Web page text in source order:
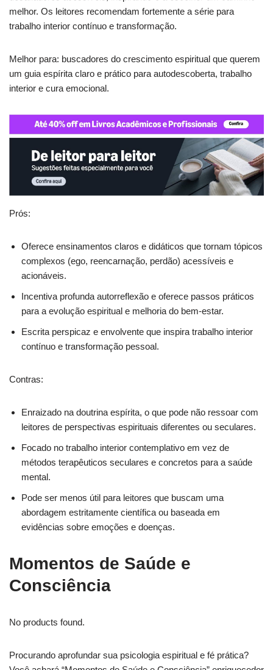
melhor. Os leitores recomendam fortemente a série para
trabalho interior contínuo e transformação.
Melhor para: buscadores do crescimento espiritual que querem
um guia espírita claro e prático para autodescoberta, trabalho
interior e cura emocional.
Prós:
Oferece ensinamentos claros e didáticos que tornam tópicos
complexos (ego, reencarnação, perdão) acessíveis e
acionáveis.
Incentiva profunda autorreflexão e oferece passos práticos
para a evolução espiritual e melhoria do bem‑estar.
Escrita perspicaz e envolvente que inspira trabalho interior
contínuo e transformação pessoal.
Contras:
Enraizado na doutrina espírita, o que pode não ressoar com
leitores de perspectivas espirituais diferentes ou seculares.
Focado no trabalho interior contemplativo em vez de
métodos terapêuticos seculares e concretos para a saúde
mental.
Pode ser menos útil para leitores que buscam uma
abordagem estritamente científica ou baseada em
evidências sobre emoções e doenças.
Momentos de Saúde e
Consciência
No products found.
Procurando aprofundar sua psicologia espiritual e fé prática?